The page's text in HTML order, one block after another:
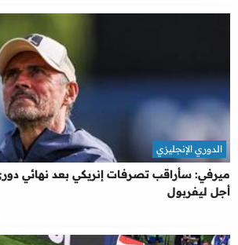
ميرفي: سأراقب تصرفات إنريكي بعد نهائي
أجل ليفربول
الدوري الإنجليزي